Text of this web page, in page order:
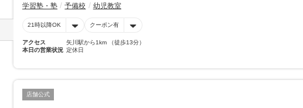
学習塾・塾 予備校 幼児教室
21時以降OK クーポン有
アクセス
矢川駅から1km （徒歩13分）
本日の営業状況 定休日
店舗公式